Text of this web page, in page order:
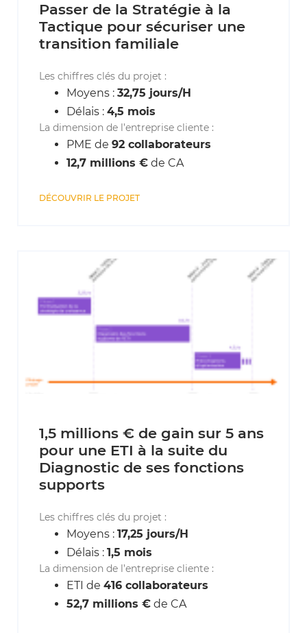
Passer de la Stratégie à la
Tactique pour sécuriser une
transition familiale
Les chiffres clés du projet :
Moyens : 32,75 jours/H
Délais : 4,5 mois
La dimension de l’entreprise cliente :
PME de 92 collaborateurs
12,7 millions € de CA
DÉCOUVRIR LE PROJET
1,5 millions € de gain sur 5 ans
pour une ETI à la suite du
Diagnostic de ses fonctions
supports
Les chiffres clés du projet :
Moyens : 17,25 jours/H
Délais : 1,5 mois
La dimension de l’entreprise cliente :
ETI de 416 collaborateurs
52,7 millions € de CA